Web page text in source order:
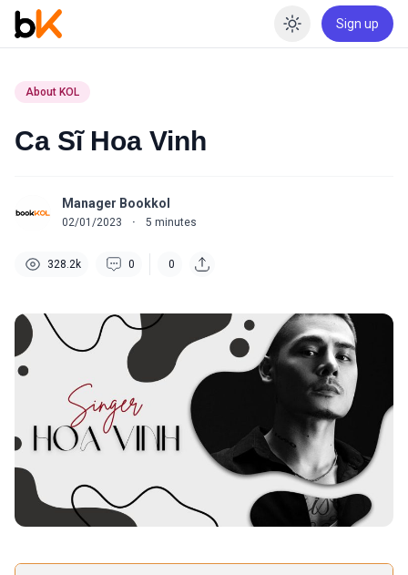
Enable
Sign up
About KOL
Ca Sĩ Hoa Vinh
Manager Bookkol
02/01/2023 · 5 minutes
328.2k 0 0